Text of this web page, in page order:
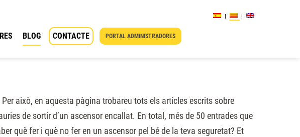
BLOG CONTACTE PORTAL ADMINISTRADORES
això, en aquesta pàgina trobareu tots els articles escrits sobre
de sortir d’un ascensor encallat. En total, més de 50 entrades que
què fer i què no fer en un ascensor pel bé de la teva seguretat? Et